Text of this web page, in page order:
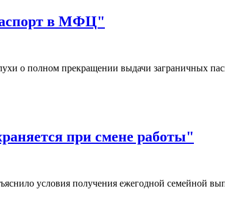
в МФЦ"
о полном прекращении выдачи заграничных
при смене работы"
условия получения ежегодной семейной